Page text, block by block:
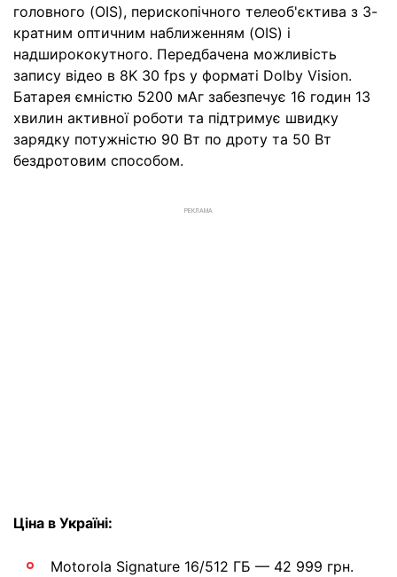
головного (OIS), перископічного телеоб'єктива з 3-
кратним оптичним наближенням (OIS) і
надширококутного. Передбачена можливість
запису відео в 8K 30 fps у форматі Dolby Vision.
Батарея ємністю 5200 мАг забезпечує 16 годин 13
хвилин активної роботи та підтримує швидку
зарядку потужністю 90 Вт по дроту та 50 Вт
бездротовим способом.
РЕКЛАМА
Ціна в Україні:
Motorola Signature 16/512 ГБ — 42 999 грн.